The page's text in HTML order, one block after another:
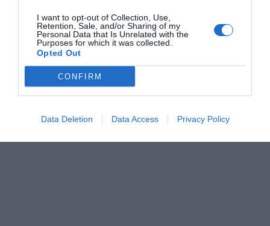
I want to opt-out of Collection, Use,
Retention, Sale, and/or Sharing of my
Personal Data that Is Unrelated with the
Purposes for which it was collected.
Opted Out
CONFIRM
Data Deletion Data Access Privacy Policy